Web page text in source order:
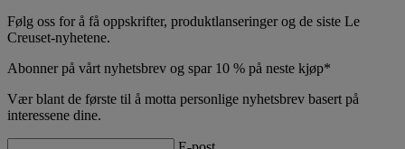
Følg oss for å få oppskrifter, produktlanseringer og de siste Le
Creuset-nyhetene.
Abonner på vårt nyhetsbrev og spar 10 % på neste kjøp*
Vær blant de første til å motta personlige nyhetsbrev basert på
interessene dine.